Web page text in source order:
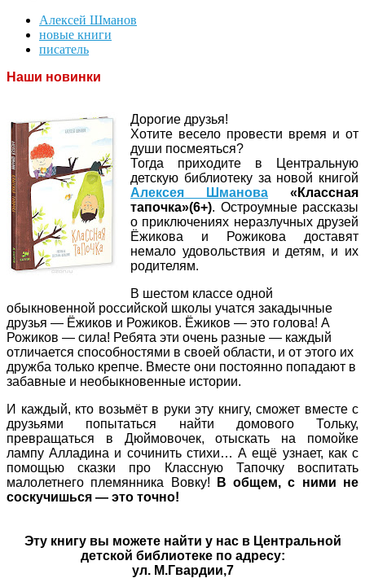
Алексей Шманов
новые книги
писатель
Наши новинки
Дорогие друзья!
Хотите весело провести время и от
души посмеяться?
Тогда приходите в Центральную
детскую библиотеку за новой книгой
Алексея Шманова «Классная
тапочка»(6+). Остроумные рассказы
о приключениях неразлучных друзей
Ёжикова и Рожикова доставят
немало удовольствия и детям, и их
родителям.
В шестом классе одной
обыкновенной российской школы учатся закадычные
друзья — Ёжиков и Рожиков. Ёжиков — это голова! А
Рожиков — сила! Ребята эти очень разные — каждый
отличается способностями в своей области, и от этого их
дружба только крепче. Вместе они постоянно попадают в
забавные и необыкновенные истории.
И каждый, кто возьмёт в руки эту книгу, сможет вместе с
друзьями попытаться найти домового Тольку,
превращаться в Дюймовочек, отыскать на помойке
лампу Алладина и сочинить стихи… А ещё узнает, как с
помощью сказки про Классную Тапочку воспитать
малолетнего племянника Вовку!
В общем, с ними не
соскучишься — это точно!
Эту книгу вы можете найти у нас в Центральной
детской библиотеке по адресу:
ул. М.Гвардии,7